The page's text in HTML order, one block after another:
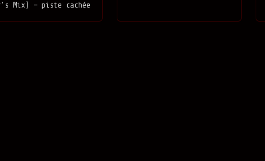
Mix) — piste cachée